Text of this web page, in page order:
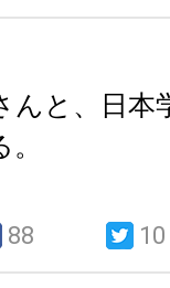
んと、日本
88 10